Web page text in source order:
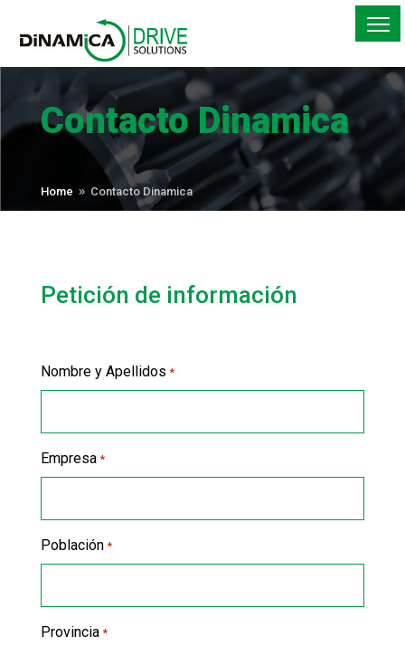
Contacto Dinamica
Home 9 Contacto Dinamica
Petición de información
Nombre y Apellidos *
Empresa *
Población *
Provincia *